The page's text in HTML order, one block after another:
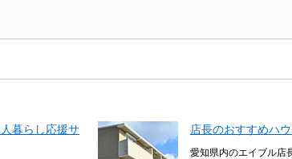
暮らし応援サ
店長のおすすめハ
愛知県内のエイブル店